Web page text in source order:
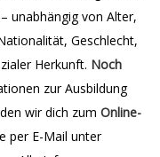
unabhängig von Alter,
Geschlecht,
Herkunft. Noch
zur Ausbildung
wir dich zum Online-
per E-Mail unter